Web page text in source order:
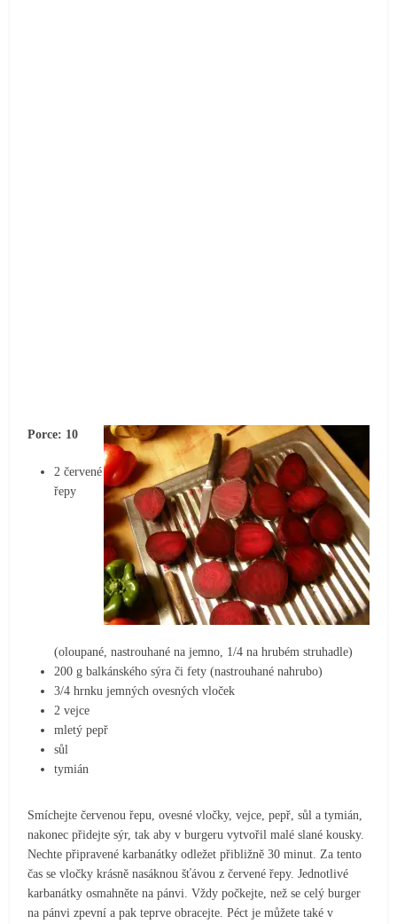
Porce: 10
2 červené
řepy
(oloupané, nastrouhané na jemno, 1/4 na hrubém struhadle)
200 g balkánského sýra či fety (nastrouhané nahrubo)
3/4 hrnku jemných ovesných vloček
2 vejce
mletý pepř
sůl
tymián
Smíchejte červenou řepu, ovesné vločky, vejce, pepř, sůl a tymián,
nakonec přidejte sýr, tak aby v burgeru vytvořil malé slané kousky.
Nechte připravené karbanátky odležet přibližně 30 minut. Za tento
čas se vločky krásně nasáknou šťávou z červené řepy. Jednotlivé
karbanátky osmahněte na pánvi. Vždy počkejte, než se celý burger
na pánvi zpevní a pak teprve obracejte. Péct je můžete také v